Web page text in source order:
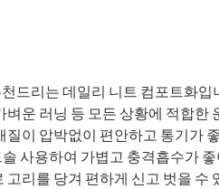
드리는 데일리 니트 컴포트화입
벼운 러닝 등 모든 상황에 적합한
질이 압박없이 편안하고 통기가
사용하여 가볍고 충격흡수가
고리를 당겨 편하게 신고 벗을